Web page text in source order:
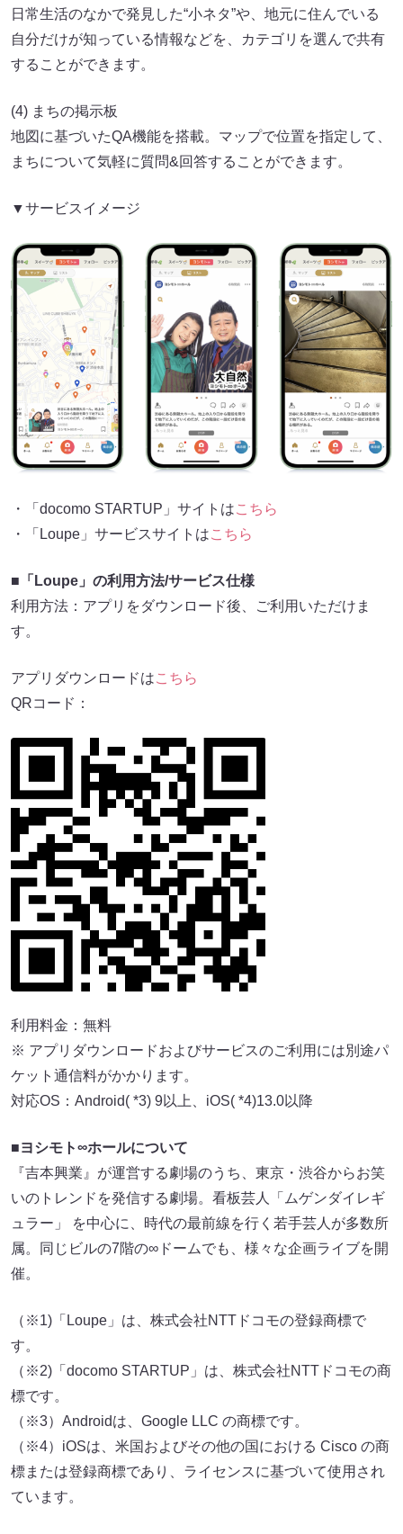
日常生活のなかで発見した“小ネタ”や、地元に住んでいる
自分だけが知っている情報などを、カテゴリを選んで共有
することができます。
(4) まちの掲示板
地図に基づいたQA機能を搭載。マップで位置を指定して、
まちについて気軽に質問&回答することができます。
▼サービスイメージ
・「docomo STARTUP」サイトはこちら
・「Loupe」サービスサイトはこちら
■「Loupe」の利用方法/サービス仕様
利用方法：アプリをダウンロード後、ご利用いただけま
す。
アプリダウンロードはこちら
QRコード：
利用料金：無料
※ アプリダウンロードおよびサービスのご利用には別途パ
ケット通信料がかかります。
対応OS：Android( *3) 9以上、iOS( *4)13.0以降
■ヨシモト∞ホールについて
『吉本興業』が運営する劇場のうち、東京・渋谷からお笑
いのトレンドを発信する劇場。看板芸人「ムゲンダイレギ
ュラー」 を中心に、時代の最前線を行く若手芸人が多数所
属。同じビルの7階の∞ドームでも、様々な企画ライブを開
催。
（※1)「Loupe」は、株式会社NTTドコモの登録商標で
す。
（※2)「docomo STARTUP」は、株式会社NTTドコモの商
標です。
（※3）Androidは、Google LLC の商標です。
（※4）iOSは、米国およびその他の国における Cisco の商
標または登録商標であり、ライセンスに基づいて使用され
ています。